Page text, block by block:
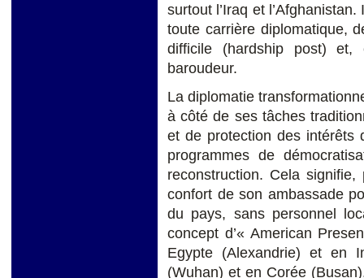
surtout l’Iraq et
toute carrière diplomatique,
difficile (hardship post) et,
baroudeur.
La diplomatie
à côté de ses tâches
et de protection des intérêts
programmes de
reconstruction. Cela
confort de son ambassade
du pays, sans personnel
concept d’« American
Egypte (Alexandrie) et en
(Wuhan) et en Corée